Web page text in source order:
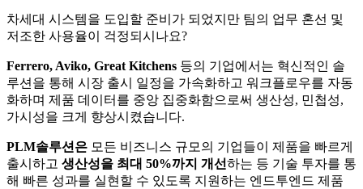
차세대 시스템을 도입할 준비가 되었지만 팀의 업무 혼선 및
저조한 사용율이 걱정되시나요?
Ferrero, Aviko, Great Kitchens 등의 기업에서는 혁신적인 솔
루션을 통해 시장 출시 일정을 가속화하고 워크플로우를 자동
화하며 제품 데이터를 중앙 집중화함으로써 생산성, 민첩성,
가시성을 크게 향상시켰습니다.
PLM솔루션은 모든 비즈니스 규모의 기업들이 제품을 빠르게
출시하고 생산성을 최대 50%까지 개선하는 등 기술 투자를 통
해 빠른 성과를 실현할 수 있도록 지원하는 엔드투엔드 제품